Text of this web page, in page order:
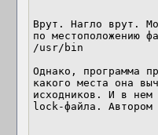
Врут. Нагло врут.
по местоположению
/usr/bin
Однако, программа
какого места она
исходников. И в нем
lock-файла. Автором